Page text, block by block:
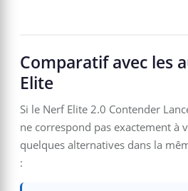
Comparatif avec les
Elite
Si le Nerf Elite 2.0 Contender
ne correspond pas exactement à
quelques alternatives dans la
: